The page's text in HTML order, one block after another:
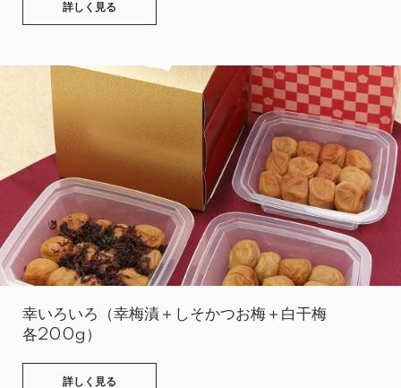
詳しく見る
幸いろいろ（幸梅漬＋しそかつお梅＋白干梅
各200g）
詳しく見る